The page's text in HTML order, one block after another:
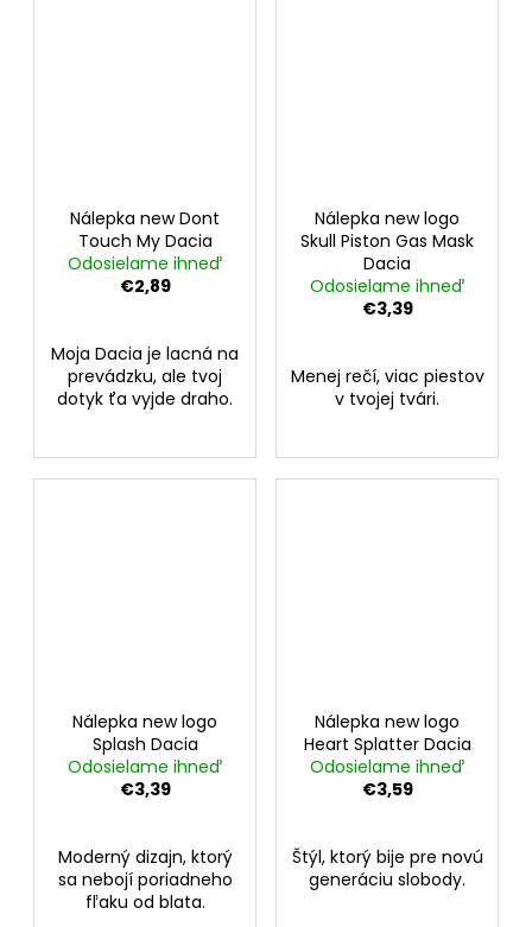
Nálepka new Dont
Touch My Dacia
Odosielame ihneď
€2,89
Moja Dacia je lacná na
prevádzku, ale tvoj
dotyk ťa vyjde draho.
Nálepka new logo
Skull Piston Gas Mask
Dacia
Odosielame ihneď
€3,39
Menej rečí, viac piestov
v tvojej tvári.
Nálepka new logo
Splash Dacia
Odosielame ihneď
€3,39
Moderný dizajn, ktorý
sa nebojí poriadneho
fľaku od blata.
Nálepka new logo
Heart Splatter Dacia
Odosielame ihneď
€3,59
Štýl, ktorý bije pre novú
generáciu slobody.